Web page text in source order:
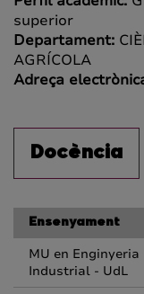
superior
Departament:
AGRÍCOLA
Adreça
Docència
Ensenyament
MU en Enginyeria
Industrial - UdL